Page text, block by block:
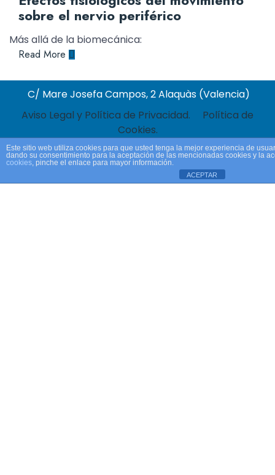
sobre el nervio periférico
Más allá de la biomecánica:
Read More
C/ Mare Josefa Campos, 2 Alaquàs (Valencia)
Aviso Legal y Política de Privacidad.
Política de
Cookies.
Este sitio web utiliza cookies para que usted tenga la mejor experiencia de
dando su consentimiento para la aceptación de las mencionadas cookies y la
cookies, pinche el enlace para mayor información.
ACEPTAR